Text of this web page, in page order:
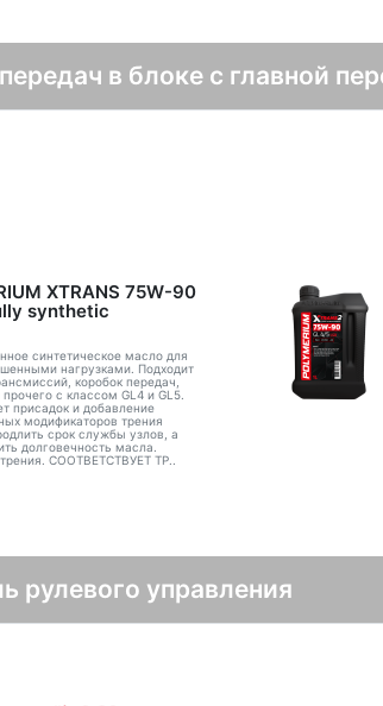
в блоке с главной
XTRANS 75W-90
synthetic
синтетическое масло для
нагрузками. Подходит
коробок передач,
с классом GL4 и GL5.
присадок и добавление
модификаторов трения
срок службы узлов, а
долговечность масла.
СООТВЕТСТВУЕТ ТР..
рулевого управления